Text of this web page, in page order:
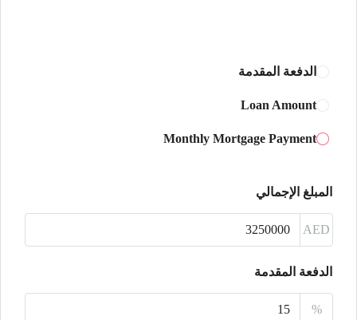
أغسطس
21
الدفعة المقدمة
Loan Amount
Monthly Mortgage Payment
المبلغ الإجمالي
AED
الدفعة المقدمة
%